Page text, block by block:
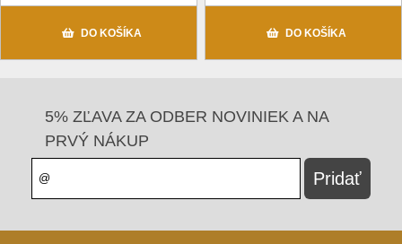
DO KOŠÍKA DO KOŠÍKA
5% ZĽAVA ZA ODBER NOVINIEK A NA
PRVÝ NÁKUP